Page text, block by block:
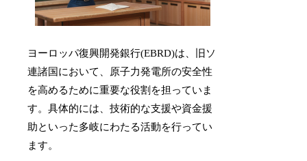
ヨーロッパ復興開発銀行(EBRD)は、旧ソ
連諸国において、原子力発電所の安全性
を高めるために重要な役割を担っていま
す。具体的には、技術的な支援や資金援
助といった多岐にわたる活動を行ってい
ます。